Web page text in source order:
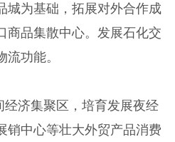
城为基础，拓展对外合作成
商品集散中心。发展石化交
功能。
济集聚区，培育发展夜经
销中心等壮大外贸产品消费